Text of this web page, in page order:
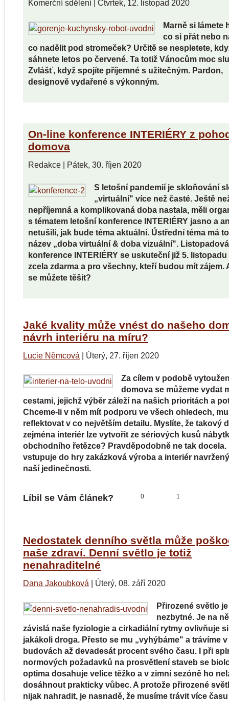
Komerční sdělení Čtvrtek, 12. listopad 2020
Marně si lámete
co si přát nebo
co nadělit pod stromeček? Určitě se nespletete,
sáhnete letos po červené. Ta totiž Vánocům moc
Zvlášť, když spojíte příjemné s užitečným. Pardon,
designově vydařené s výkonným.
On-line konference INTERIÉRY z
domova
Redakce | Pátek, 30. říjen 2020
S letošní pandemií je skloňování
„virtuální" více než časté. Ještě
nepříjemná a komplikovaná doba nastala, měli
s tématem letošní konference INTERIÉRY jasno a
netušili, jak bude téma aktuální. Ústřední téma má
název „doba virtuální & doba vizuální".
konference INTERIÉRY se uskuteční již 5. listopadu
zcela zdarma a pro všechny, kteří budou mít zájem.
se můžete těšit?
Jaké kvality může vnést do našeho
návrh interiéru na míru?
Lucie Němcová | Úterý, 27. říjen 2020
Za cílem v podobě
domova se můžeme vydat
cestami, jejichž výběr záleží na našich prioritách a
Chceme-li v něm mít podporu ve všech ohledech,
reflektovat v co největším detailu. Myslíte, že takový
zejména interiér lze vytvořit ze sériových kusů
obchodního řetězce? Pravděpodobně ne tak docela.
vstupuje do hry zakázková výroba a interiér
naší jedinečnosti.
Líbil se Vám článek? 1
0
Nedostatek denního světla může
naše zdraví. Denní světlo je totiž
nenahraditelné
Dana Jakoubková | Úterý, 08. září 2020
Přirozené světlo
nezbytné. Je na
závislá naše fyziologie a cirkadiální rytmy ovlivňuje
jakákoli droga. Přesto se mu „vyhýbáme" a trávíme v
budovách až devadesát procent svého času. I při
normových požadavků na prosvětlení staveb se
optima dosahuje velice těžko a v zimní sezóně ho
dosáhnout prakticky vůbec. A protože přirozené
nijak nahradit, je nasnadě, že musíme trávit více